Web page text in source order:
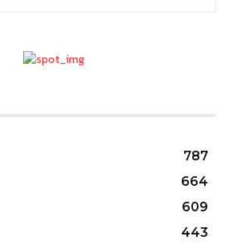
787
664
609
443